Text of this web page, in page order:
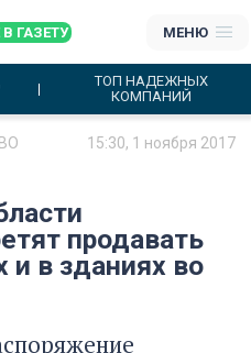
ГАЗЕТУ МЕНЮ
ТОП НАДЕЖНЫХ
КОМПАНИЙ
15:30, 1 ноября 2017
продавать
и в зданиях во